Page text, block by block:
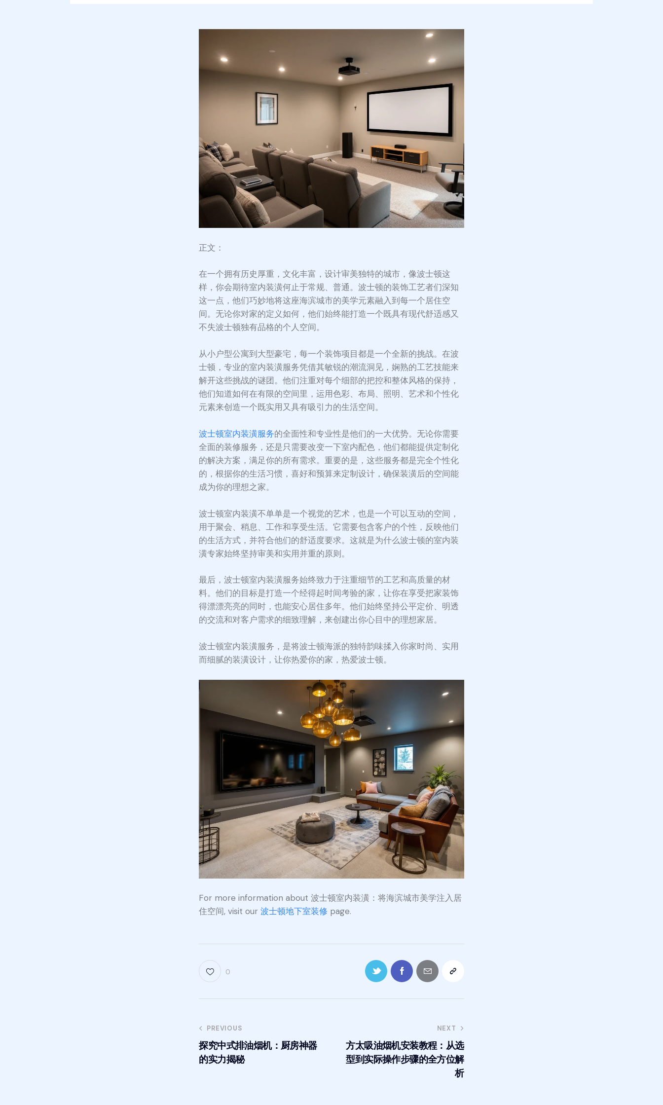
正文：
在一个拥有历史厚重，文化丰富，设计审美独特的城市，像波士顿这
样，你会期待室内装潢何止于常规、普通。波士顿的装饰工艺者们深知
这一点，他们巧妙地将这座海滨城市的美学元素融入到每一个居住空
间。无论你对家的定义如何，他们始终能打造一个既具有现代舒适感又
不失波士顿独有品格的个人空间。
从小户型公寓到大型豪宅，每一个装饰项目都是一个全新的挑战。在波
士顿，专业的室内装潢服务凭借其敏锐的潮流洞见，娴熟的工艺技能来
解开这些挑战的谜团。他们注重对每个细部的把控和整体风格的保持，
他们知道如何在有限的空间里，运用色彩、布局、照明、艺术和个性化
元素来创造一个既实用又具有吸引力的生活空间。
波士顿室内装潢服务的全面性和专业性是他们的一大优势。无论你需要
全面的装修服务，还是只需要改变一下室内配色，他们都能提供定制化
的解决方案，满足你的所有需求。重要的是，这些服务都是完全个性化
的，根据你的生活习惯，喜好和预算来定制设计，确保装潢后的空间能
成为你的理想之家。
波士顿室内装潢不单单是一个视觉的艺术，也是一个可以互动的空间，
用于聚会、稍息、工作和享受生活。它需要包含客户的个性，反映他们
的生活方式，并符合他们的舒适度要求。这就是为什么波士顿的室内装
潢专家始终坚持审美和实用并重的原则。
最后，波士顿室内装潢服务始终致力于注重细节的工艺和高质量的材
料。他们的目标是打造一个经得起时间考验的家，让你在享受把家装饰
得漂漂亮亮的同时，也能安心居住多年。他们始终坚持公平定价、明透
的交流和对客户需求的细致理解，来创建出你心目中的理想家居。
波士顿室内装潢服务，是将波士顿海派的独特韵味揉入你家时尚、实用
而细腻的装潢设计，让你热爱你的家，热爱波士顿。
For more information about 波士顿室内装潢：将海滨城市美学注入居
住空间, visit our波士顿地下室装修 page.
0
PREVIOUS
探究中式排油烟机：厨房神器
的实力揭秘
NEXT
方太吸油烟机安装教程：从选
型到实际操作步骤的全方位解
析